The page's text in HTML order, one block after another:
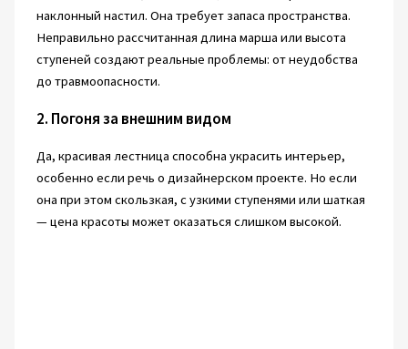
наклонный настил. Она требует запаса пространства.
Неправильно рассчитанная длина марша или высота
ступеней создают реальные проблемы: от неудобства
до травмоопасности.
2. Погоня за внешним видом
Да, красивая лестница способна украсить интерьер,
особенно если речь о дизайнерском проекте. Но если
она при этом скользкая, с узкими ступенями или шаткая
— цена красоты может оказаться слишком высокой.